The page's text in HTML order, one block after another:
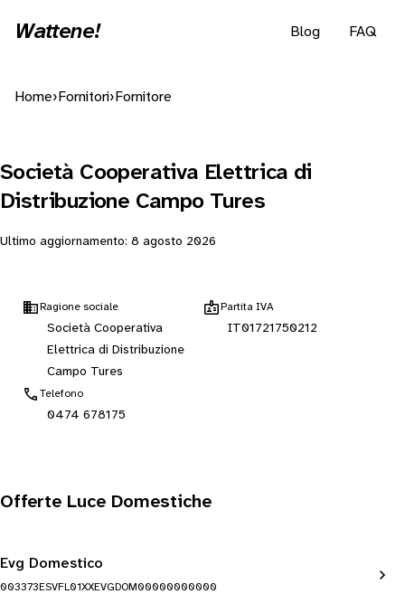
Wattene! Blog FAQ
Home› Fornitori› Fornitore
Società Cooperativa Elettrica di
Distribuzione Campo Tures
Ultimo aggiornamento: 8 agosto 2026
Ragione sociale
Società Cooperativa
Elettrica di Distribuzione
Campo Tures
Partita IVA
IT01721750212
Telefono
0474 678175
Offerte Luce Domestiche
Evg Domestico
003373ESVFL01XXEVGDOM00000000000